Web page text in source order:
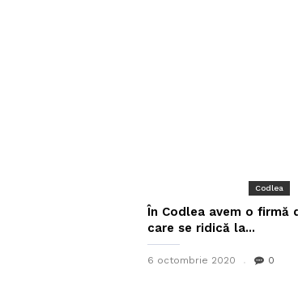
Codlea
În Codlea avem o firmă
care se ridică la...
6 octombrie 2020 0